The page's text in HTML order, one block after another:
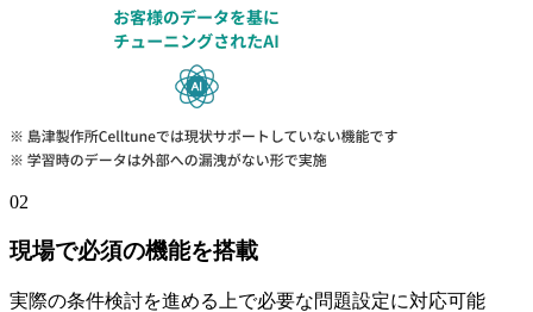
02
現場で必須の機能を搭載
実際の条件検討を進める 上で必要な問題設定に対応可能